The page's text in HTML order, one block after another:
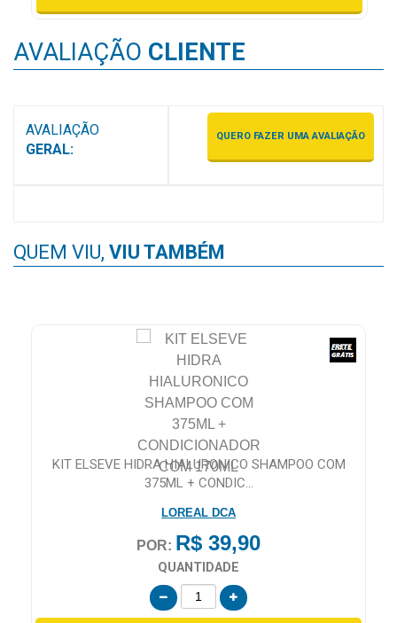
MAIS
AVALIAÇÃO CLIENTE
AVALIAÇÃO
GERAL:
QUERO FAZER UMA AVALIAÇÃO
QUEM VIU, VIU TAMBÉM
KIT ELSEVE HIDRA HIALURONICO SHAMPOO COM
375ML + CONDIC...
LOREAL DCA
POR: R$ 39,90
QUANTIDADE